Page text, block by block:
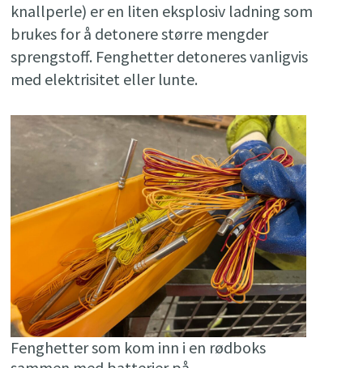
knallperle) er en liten eksplosiv ladning som
brukes for å detonere større mengder
sprengstoff. Fenghetter detoneres vanligvis
med elektrisitet eller lunte.
Fenghetter som kom inn i en rødboks